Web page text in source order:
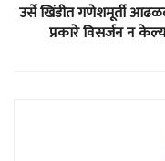
उर्से खिंडीत गणेशमूर्ती
प्रकारे विसर्जन न